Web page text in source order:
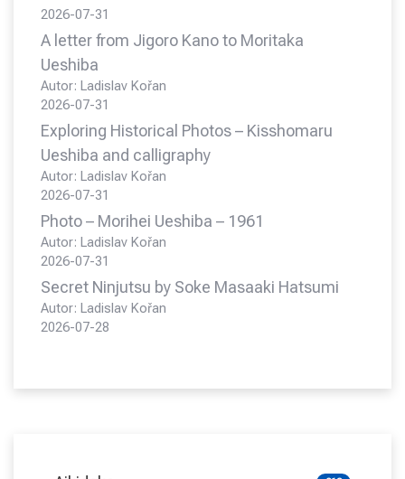
2026-07-31
A letter from Jigoro Kano to Moritaka
Ueshiba
Autor: Ladislav Kořan
2026-07-31
Exploring Historical Photos – Kisshomaru
Ueshiba and calligraphy
Autor: Ladislav Kořan
2026-07-31
Photo – Morihei Ueshiba – 1961
Autor: Ladislav Kořan
2026-07-31
Secret Ninjutsu by Soke Masaaki Hatsumi
Autor: Ladislav Kořan
2026-07-28